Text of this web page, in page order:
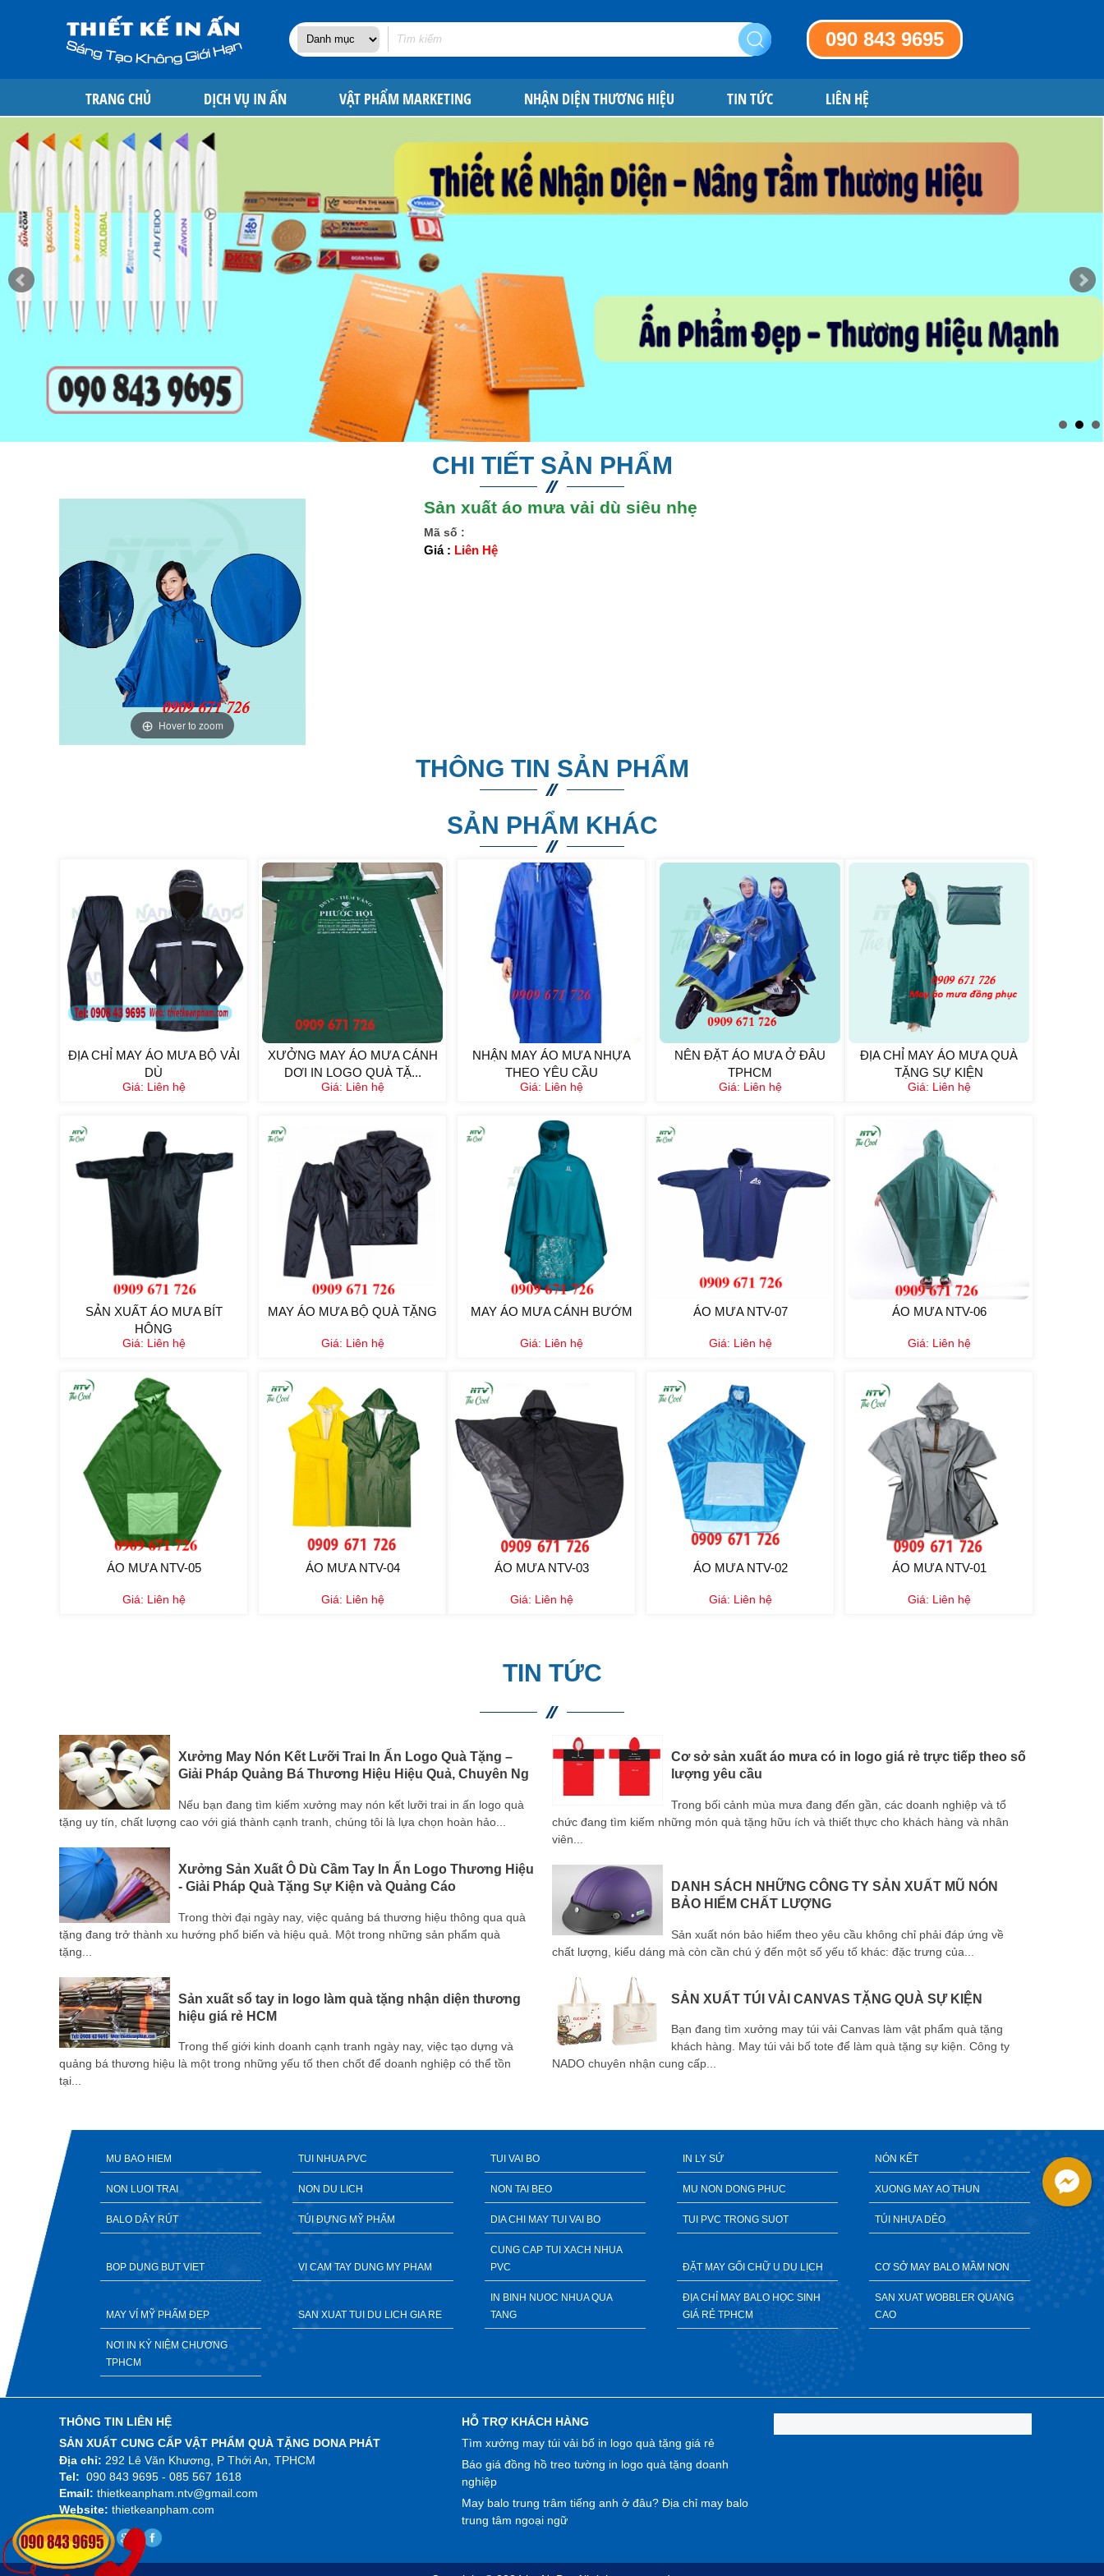
090 843 9695
TRANG CHỦ DỊCH VỤ IN ẤN VẬT PHẨM MARKETING NHẬN DIỆN THƯƠNG HIỆU TIN TỨC LIÊN HỆ
CHI TIẾT SẢN PHẨM
Hover to zoom
Sản xuất áo mưa vải dù siêu nhẹ
Mã số :
Giá : Liên Hệ
THÔNG TIN SẢN PHẨM
SẢN PHẨM KHÁC
ĐỊA CHỈ MAY ÁO MƯA BỘ VẢI
DÙ
Giá: Liên hệ
XƯỞNG MAY ÁO MƯA CÁNH
DƠI IN LOGO QUÀ TẶ...
Giá: Liên hệ
NHẬN MAY ÁO MƯA NHỰA
THEO YÊU CẦU
Giá: Liên hệ
NÊN ĐẶT ÁO MƯA Ở ĐÂU
TPHCM
Giá: Liên hệ
ĐỊA CHỈ MAY ÁO MƯA QUÀ
TẶNG SỰ KIỆN
Giá: Liên hệ
SẢN XUẤT ÁO MƯA BÍT
HÔNG
Giá: Liên hệ
MAY ÁO MƯA BỘ QUÀ TẶNG
Giá: Liên hệ
MAY ÁO MƯA CÁNH BƯỚM
Giá: Liên hệ
ÁO MƯA NTV-07
Giá: Liên hệ
ÁO MƯA NTV-06
Giá: Liên hệ
ÁO MƯA NTV-05
Giá: Liên hệ
ÁO MƯA NTV-04
Giá: Liên hệ
ÁO MƯA NTV-03
Giá: Liên hệ
ÁO MƯA NTV-02
Giá: Liên hệ
ÁO MƯA NTV-01
Giá: Liên hệ
TIN TỨC
Xưởng May Nón Kết Lưỡi Trai In Ấn Logo Quà Tặng –
Giải Pháp Quảng Bá Thương Hiệu Hiệu Quả, Chuyên Ng
Nếu bạn đang tìm kiếm xưởng may nón kết lưỡi trai in ấn logo quà
tặng uy tín, chất lượng cao với giá thành cạnh tranh, chúng tôi là lựa chọn hoàn hảo...
Xưởng Sản Xuất Ô Dù Cầm Tay In Ấn Logo Thương Hiệu
- Giải Pháp Quà Tặng Sự Kiện và Quảng Cáo
Trong thời đại ngày nay, việc quảng bá thương hiệu thông qua quà
tặng đang trở thành xu hướng phổ biến và hiệu quả. Một trong những sản phẩm quà
tặng...
Sản xuất sổ tay in logo làm quà tặng nhận diện thương
hiệu giá rẻ HCM
Trong thế giới kinh doanh cạnh tranh ngày nay, việc tạo dựng và
quảng bá thương hiệu là một trong những yếu tố then chốt để doanh nghiệp có thể tồn
tại...
Cơ sở sản xuất áo mưa có in logo giá rẻ trực tiếp theo số
lượng yêu cầu
Trong bối cảnh mùa mưa đang đến gần, các doanh nghiệp và tổ
chức đang tìm kiếm những món quà tặng hữu ích và thiết thực cho khách hàng và nhân
viên...
DANH SÁCH NHỮNG CÔNG TY SẢN XUẤT MŨ NÓN
BẢO HIỂM CHẤT LƯỢNG
Sản xuất nón bảo hiểm theo yêu cầu không chỉ phải đáp ứng về
chất lượng, kiểu dáng mà còn cần chú ý đến một số yếu tố khác: đặc trưng của...
SẢN XUẤT TÚI VẢI CANVAS TẶNG QUÀ SỰ KIỆN
Bạn đang tìm xưởng may túi vải Canvas làm vật phẩm quà tặng
khách hàng. May túi vải bố tote để làm quà tặng sự kiện. Công ty
NADO chuyên nhận cung cấp...
MU BAO HIEM TUI NHUA PVC TUI VAI BO IN LY SỨ NÓN KẾT
NON LUOI TRAI NON DU LICH NON TAI BEO MU NON DONG PHUC XUONG MAY AO THUN
BALO DÂY RÚT TÚI ĐỰNG MỸ PHẨM DIA CHI MAY TUI VAI BO TUI PVC TRONG SUOT TÚI NHỰA DẺO
BOP DUNG BUT VIET VI CAM TAY DUNG MY PHAM
CUNG CAP TUI XACH NHUA
PVC
ĐẶT MAY GỐI CHỮ U DU LỊCH CƠ SỞ MAY BALO MẦM NON
MAY VÍ MỸ PHẨM ĐẸP SAN XUAT TUI DU LICH GIA RE
IN BINH NUOC NHUA QUA
TANG
ĐỊA CHỈ MAY BALO HỌC SINH
GIÁ RẺ TPHCM
SAN XUAT WOBBLER QUANG
CAO
NƠI IN KỶ NIỆM CHƯƠNG
TPHCM
THÔNG TIN LIÊN HỆ
SẢN XUẤT CUNG CẤP VẬT PHẨM QUÀ TẶNG DONA PHÁT
Địa chỉ: 292 Lê Văn Khương, P Thới An, TPHCM
Tel: 090 843 9695 - 085 567 1618
Email: thietkeanpham.ntv@gmail.com
Website: thietkeanpham.com
HỖ TRỢ KHÁCH HÀNG
Tìm xưởng may túi vải bố in logo quà tặng giá rẻ
Báo giá đồng hồ treo tường in logo quà tặng doanh
nghiệp
May balo trung trâm tiếng anh ở đâu? Địa chỉ may balo
trung tâm ngoại ngữ